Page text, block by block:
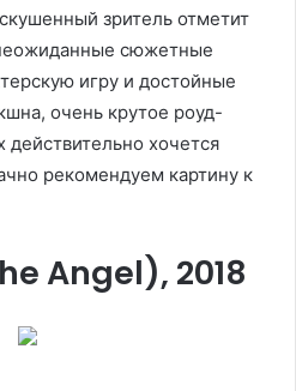
зритель отметит
сюжетные
игру и достойные
очень крутое роуд-
действительно хочется
рекомендуем картину к
Angel), 2018